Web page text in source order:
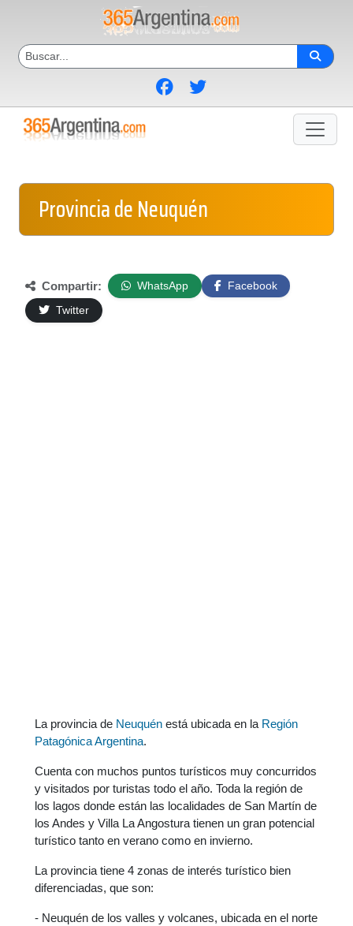
Provincia de Neuquén
Compartir: WhatsApp
Facebook
Twitter
La provincia de Neuquén está ubicada en la Región
Patagónica Argentina.
Cuenta con muchos puntos turísticos muy concurridos
y visitados por turistas todo el año. Toda la región de
los lagos donde están las localidades de San Martín de
los Andes y Villa La Angostura tienen un gran potencial
turístico tanto en verano como en invierno.
La provincia tiene 4 zonas de interés turístico bien
diferenciadas, que son:
- Neuquén de los valles y volcanes, ubicada en el norte